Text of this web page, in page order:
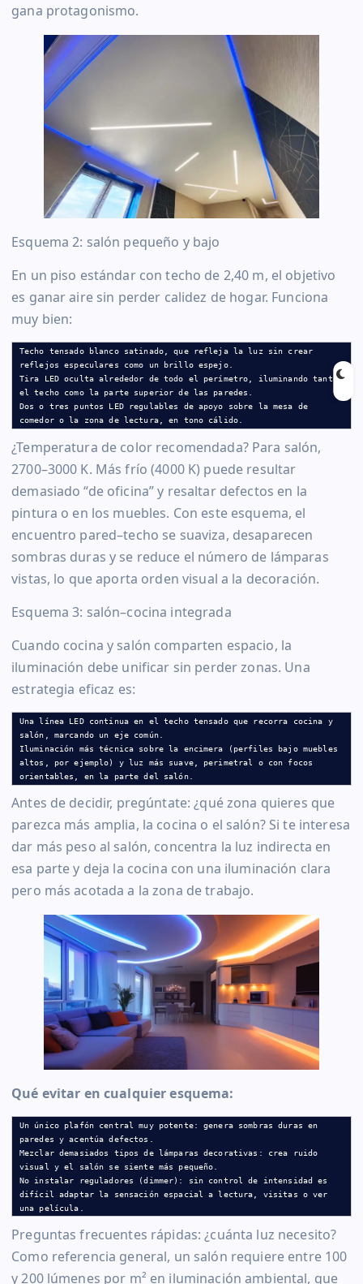
gana protagonismo.
Esquema 2: salón pequeño y bajo
En un piso estándar con techo de 2,40 m, el objetivo
es ganar aire sin perder calidez de hogar. Funciona
muy bien:
Techo tensado blanco satinado, que refleja la luz sin crear
reflejos especulares como un brillo espejo.
Tira LED oculta alrededor de todo el perímetro, iluminando tanto
el techo como la parte superior de las paredes.
Dos o tres puntos LED regulables de apoyo sobre la mesa de
comedor o la zona de lectura, en tono cálido.
¿Temperatura de color recomendada? Para salón,
2700–3000 K. Más frío (4000 K) puede resultar
demasiado “de oficina” y resaltar defectos en la
pintura o en los muebles. Con este esquema, el
encuentro pared–techo se suaviza, desaparecen
sombras duras y se reduce el número de lámparas
vistas, lo que aporta orden visual a la decoración.
Esquema 3: salón–cocina integrada
Cuando cocina y salón comparten espacio, la
iluminación debe unificar sin perder zonas. Una
estrategia eficaz es:
Una línea LED continua en el techo tensado que recorra cocina y
salón, marcando un eje común.
Iluminación más técnica sobre la encimera (perfiles bajo muebles
altos, por ejemplo) y luz más suave, perimetral o con focos
orientables, en la parte del salón.
Antes de decidir, pregúntate: ¿qué zona quieres que
parezca más amplia, la cocina o el salón? Si te interesa
dar más peso al salón, concentra la luz indirecta en
esa parte y deja la cocina con una iluminación clara
pero más acotada a la zona de trabajo.
Qué evitar en cualquier esquema:
Un único plafón central muy potente: genera sombras duras en
paredes y acentúa defectos.
Mezclar demasiados tipos de lámparas decorativas: crea ruido
visual y el salón se siente más pequeño.
No instalar reguladores (dimmer): sin control de intensidad es
difícil adaptar la sensación espacial a lectura, visitas o ver
una película.
Preguntas frecuentes rápidas: ¿cuánta luz necesito?
Como referencia general, un salón requiere entre 100
y 200 lúmenes por m² en iluminación ambiental, que